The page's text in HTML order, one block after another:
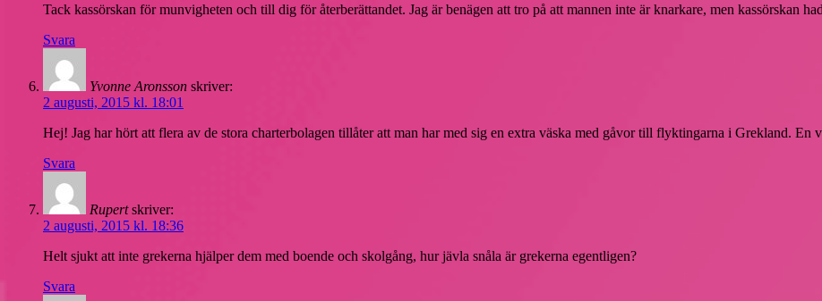
Tack kassörskan för munvigheten och till dig för återberättandet. Jag är benägen att tro på att mannen inte är knarkare, men kassörskan
Svara
Yvonne Aronsson skriver:
2 augusti, 2015 kl. 18:01
Hej! Jag har hört att flera av de stora charterbolagen tillåter att man har med sig en extra väska med gåvor till flyktingarna i Grekland. En
Svara
Rupert skriver:
2 augusti, 2015 kl. 18:36
Helt sjukt att inte grekerna hjälper dem med boende och skolgång, hur jävla snåla är grekerna egentligen?
Svara